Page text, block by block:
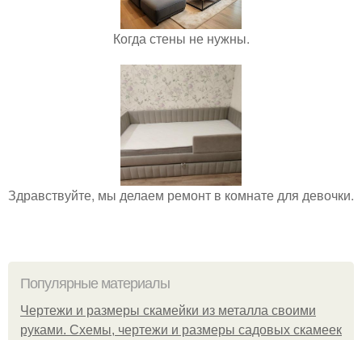
Когда стены не нужны.
Здравствуйте, мы делаем ремонт в комнате для девочки.
Популярные материалы
Чертежи и размеры скамейки из металла своими
руками. Схемы, чертежи и размеры садовых скамеек